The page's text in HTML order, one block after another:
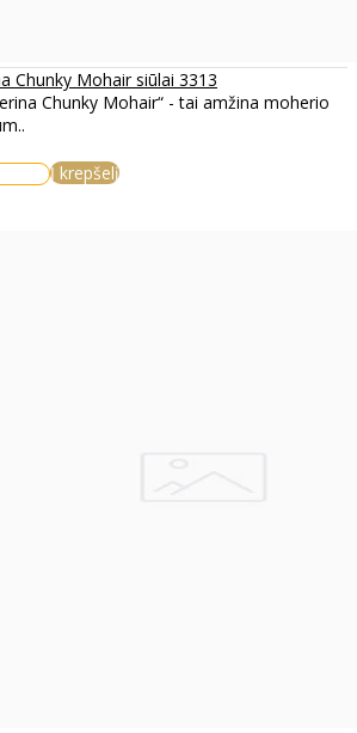
Chunky Mohair siūlai 3313
Chunky Mohair“ - tai amžina moherio
Į krepšelį